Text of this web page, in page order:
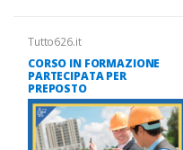
Tutto626.it
CORSO IN FORMAZIONE
PARTECIPATA PER
PREPOSTO